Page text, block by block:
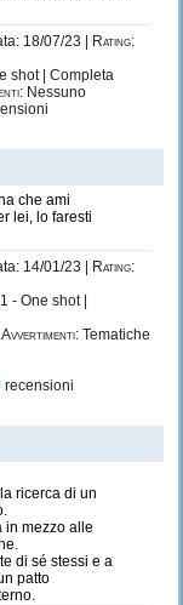
18/07/23 |
Rating:
shot | Completa
Nessuno
che ami
lei, lo faresti
14/01/23 |
Rating:
1 - One shot |
Avvertimenti: Tematiche
recensioni
ricerca di un
in mezzo alle
di sé stessi e a
patto